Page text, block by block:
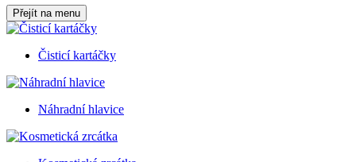
Přejít na menu
Čisticí kartáčky
Náhradní hlavice